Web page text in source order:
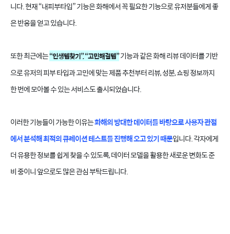
니다. 현재 “내피부타입” 기능은 화해에서 꼭 필요한 기능으로 유저분들에게 좋
은 반응을 얻고 있습니다.
또한 최근에는“인생템찾기”, “고민해결템”기능과 같은 화해 리뷰 데이터를 기반
으로 유저의 피부 타입과 고민에 맞는 제품 추천부터 리뷰, 성분, 쇼핑 정보까지
한 번에 모아볼 수 있는 서비스도 출시되었습니다.
이러한 기능들이 가능한 이유는화해의 방대한 데이터를 바탕으로 사용자 관점
에서 분석해 최적의 큐레이션 테스트를 진행해 오고 있기 때문입니다. 각자에게
더 유용한 정보를 쉽게 찾을 수 있도록, 데이터 모델을 활용한 새로운 변화도 준
비 중이니 앞으로도 많은 관심 부탁드립니다.